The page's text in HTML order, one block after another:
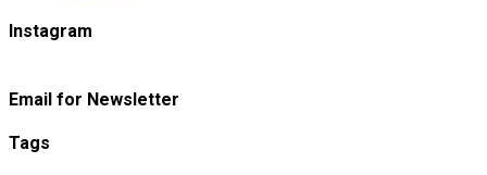
Instagram
Email for Newsletter
Tags